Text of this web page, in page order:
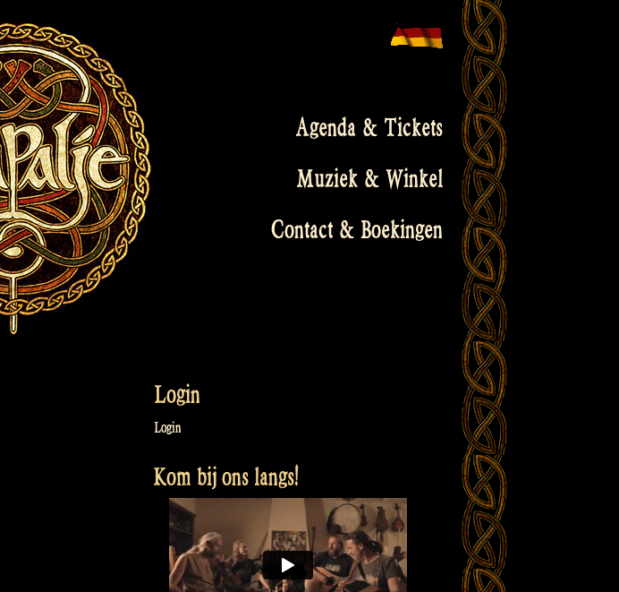
Agenda & Tickets
Muziek & Winkel
Contact & Boekingen
Login
Login
Kom bij ons langs!